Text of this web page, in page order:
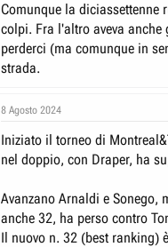
Comunque la diciassettenne
colpi. Fra l'altro aveva
perderci (ma comunque in
strada.
8 Agosto 2024
Iniziato il torneo di
nel doppio, con Draper, ha
Avanzano Arnaldi e Sonego,
anche 32, ha perso contro
Il nuovo n. 32 (best ranking)